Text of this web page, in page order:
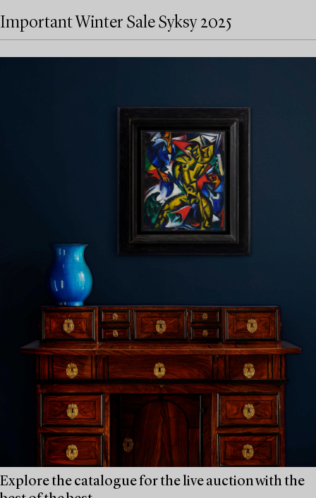
Important Winter Sale Syksy 2025
Explore the catalogue for the live auction with the